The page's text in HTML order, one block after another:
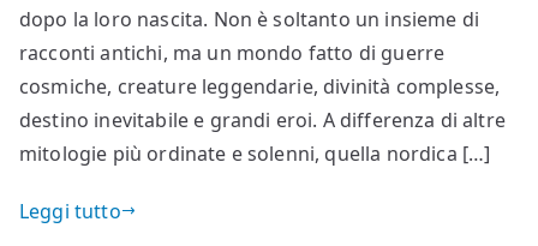
dopo la loro nascita. Non è soltanto un insieme di
racconti antichi, ma un mondo fatto di guerre
cosmiche, creature leggendarie, divinità complesse,
destino inevitabile e grandi eroi. A differenza di altre
mitologie più ordinate e solenni, quella nordica […]
Leggi tutto